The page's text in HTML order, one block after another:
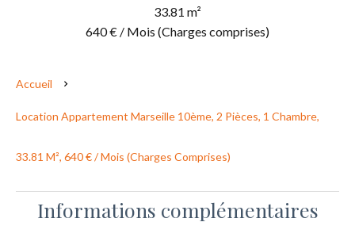
33.81 m²
640 € / Mois (Charges comprises)
Accueil
Location Appartement Marseille 10ème, 2 Pièces, 1 Chambre,
33.81 M², 640 € / Mois (Charges Comprises)
Informations complémentaires